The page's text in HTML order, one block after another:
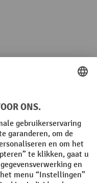
Copyright
possible delivery charges,